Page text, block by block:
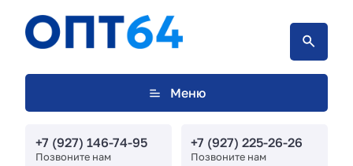
Меню
+7 (927) 146-74-95
Позвоните нам
+7 (927) 225-26-26
Позвоните нам